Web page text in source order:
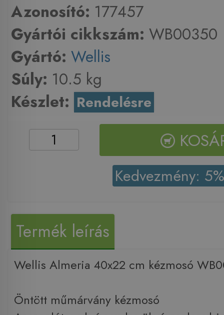
Azonosító: 177457
Gyártói cikkszám: WB00350
Gyártó: Wellis
Súly: 10.5 kg
Készlet: Rendelésre
Kedvezmény:
Termék leírás
Wellis Almeria 40x22 cm kézmosó
Öntött műmárvány kézmosó